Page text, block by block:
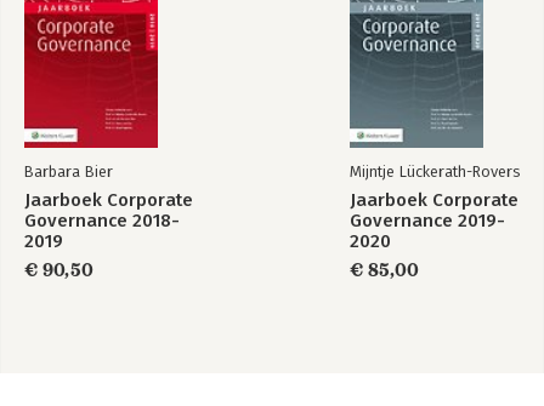
Barbara Bier
Jaarboek Corporate
Governance 2018-
2019
€ 90,50
Mijntje Lückerath-Rovers
Jaarboek Corporate
Governance 2019-
2020
€ 85,00